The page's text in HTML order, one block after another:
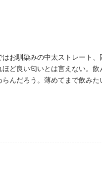
お馴染みの中太ストレート
ど良い匂いとは言えない。
んだろう。薄めてまで飲みた